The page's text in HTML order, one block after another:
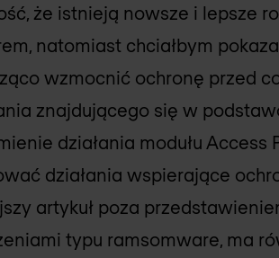
że istnieją nowsze i lepsze
natomiast chciałbym
wzmocnić ochronę przed
znajdującego się w
działania modułu
działania wspierające
artykuł poza
typu ramsomware, ma